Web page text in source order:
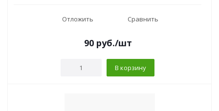
Отложить Сравнить
90руб./шт
В корзину